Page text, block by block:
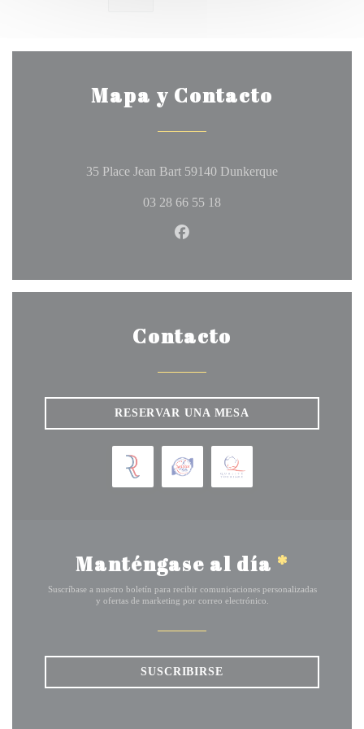
Mapa y Contacto
35 Place Jean Bart 59140 Dunkerque((abre en una
03 28 66 55 18
Facebook ((abre en una nueva
Contacto
RESERVAR UNA MESA
Manténgase al día *
Suscríbase a nuestro boletín para recibir comunicaciones personalizadas
y ofertas de marketing por correo electrónico.
SUSCRIBIRSE